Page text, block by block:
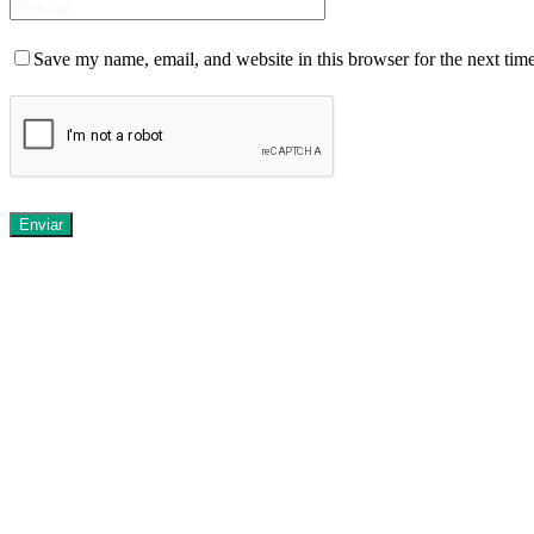
Save my name, email, and website in this browser for the next